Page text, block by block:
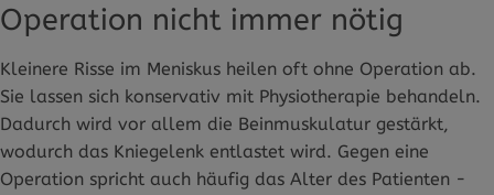
Operation nicht immer nötig
Kleinere Risse im Meniskus heilen oft ohne Operation ab.
Sie lassen sich konservativ mit Physiotherapie behandeln.
Dadurch wird vor allem die Beinmuskulatur gestärkt,
wodurch das Kniegelenk entlastet wird. Gegen eine
Operation spricht auch häufig das Alter des Patienten -